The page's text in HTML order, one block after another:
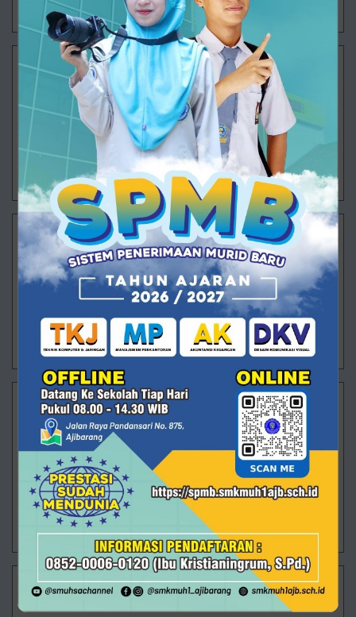
30/07/2026 08:17 - Oleh Administrator - Dilihat 89 kali
Langkah Besar Dimulai
Ajibarang – Semangat baru mengawali aktivitas
pembelajaran di SMK Muhammadiyah 1 Ajibarang
pada Senin (20/7/2026). Untuk pertama kalinya
setelah rangkaian Masa Pengenalan Lingkung
29/07/2026 13:38 - Oleh Administrator - Dilihat 85 kali
Langkah Pertama ARVISTAR Menuju Masa Depan
Ajibarang – Pagi itu halaman SMK Muhammadiyah 1
Ajibarang dipenuhi wajah-wajah baru yang datang
dengan berbagai perasaan. Ada yang masih
menggenggam erat tangan orang tua, ada yan
29/07/2026 13:26 - Oleh Administrator - Dilihat 93 kali
Membanggakan! Rizki Saputra Raih Juara 2 O2SN
Tingkat Provinsi
Alhamdulillah, prestasi kembali ditorehkan oleh
peserta didik SMK Muhammadiyah 1 Ajibarang. Rizki
Saputra, siswa kelas XII TKJ 2, berhasil meraih Juara
2 Olimpiade Ola
09/07/2026 10:55 - Oleh Administrator - Dilihat 312 kali
Prestasi Pencak Silat SMUHSA di POPDA
Banyumas 2026!